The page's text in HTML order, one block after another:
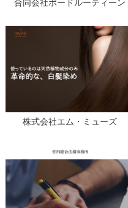
合同会社ポードルーティーン
株式会社エム・ミューズ